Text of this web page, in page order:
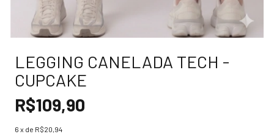
LEGGING CANELADA TECH -
CUPCAKE
R$109,90
6 x de R$20,94